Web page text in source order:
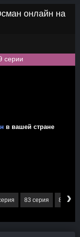
онлайн на
серии
83 серия 84 ›